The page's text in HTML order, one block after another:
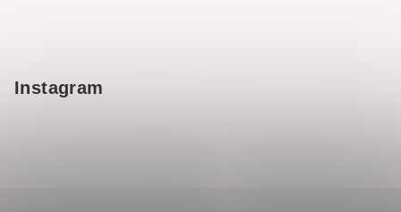
Instagram